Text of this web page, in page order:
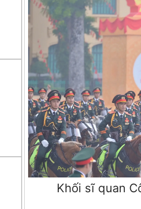
Khối sĩ quan